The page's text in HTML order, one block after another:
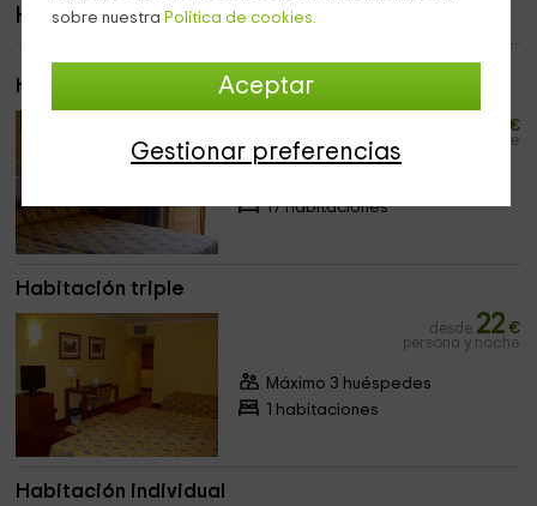
sobre nuestra Política de cookies.
Aceptar
Gestionar preferencias
Habitaciones
Habitación doble
€
persona y noche
17 habitaciones
Habitación triple
desde 22 €
persona y noche
Máximo 3 huéspedes
1 habitaciones
Habitación individual